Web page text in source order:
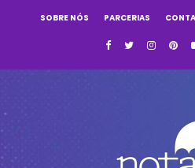
SOBRE NÓS PARCERIAS